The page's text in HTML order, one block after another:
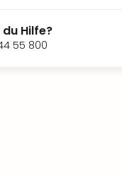
Hilfe?
55 800